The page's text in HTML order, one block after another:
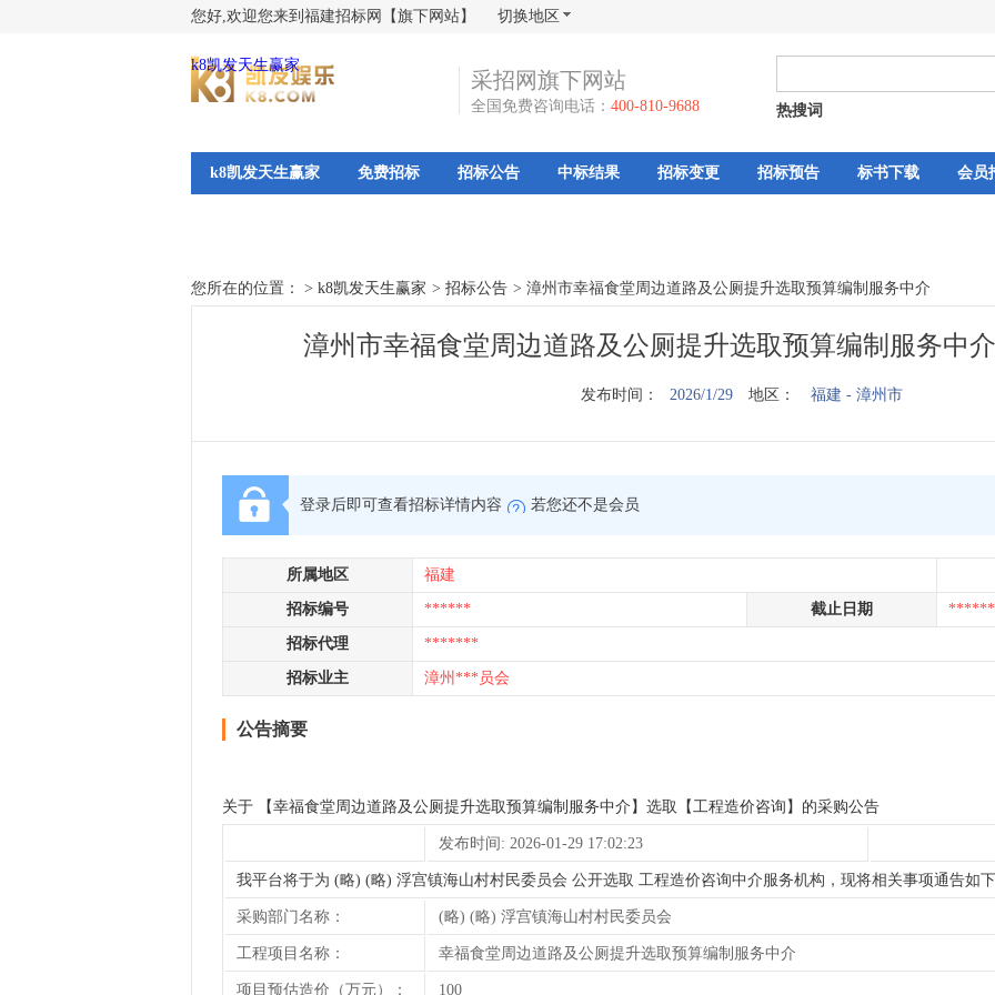
您好,欢迎您来到福建招标网【旗下网站】 切换地区
k8凯发天生赢家
采招网旗下网站
全国免费咨询电话： 400-810-9688 热搜词
k8凯发天生赢家 免费招标 招标公告 中标结果 招标变更 招标预告 标书下载 会员
您所在的位置： > k8凯发天生赢家 > 招标公告 > 漳州市幸福食堂周边道路及公厕提升选取预算编制服务中介
漳州市幸福食堂周边道路及公厕提升选取预算编制服务中
发布时间： 2026/1/29 地区： 福建 - 漳州市
登录后即可查看招标详情内容 若您还不是会员
所属地区 福建
招标编号 ****** 截止日期 ******
招标代理 *******
招标业主 漳州***员会
公告摘要
关于 【幸福食堂周边道路及公厕提升选取预算编制服务中介】选取【工程造价咨询】的采购公告
发布时间: 2026-01-29 17:02:23
我平台将于为 (略) (略) 浮宫镇海山村村民委员会 公开选取 工程造价咨询中介服务机构，现将相关事项通告如
采购部门名称： (略) (略) 浮宫镇海山村村民委员会
工程项目名称： 幸福食堂周边道路及公厕提升选取预算编制服务中介
项目预估造价（万元）： 100